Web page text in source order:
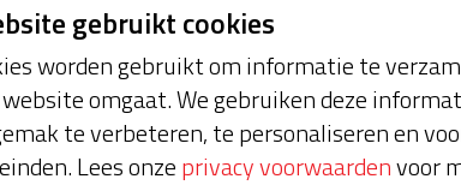
gebruikt cookies
worden gebruikt om informatie te
omgaat. We gebruiken deze
te verbeteren, te personaliseren en
Lees onzeprivacy voorwaardenvoor